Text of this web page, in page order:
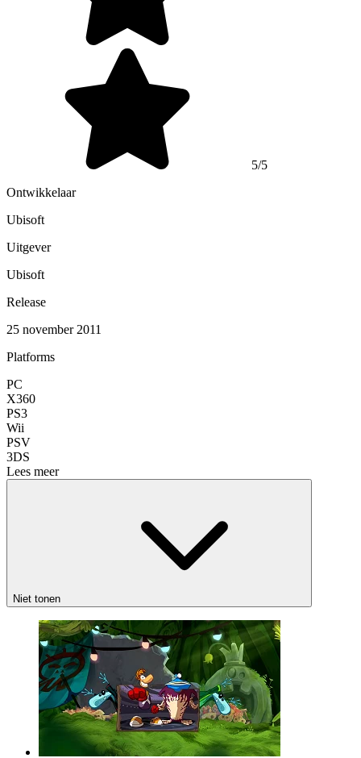
5/5
Ontwikkelaar
Ubisoft
Uitgever
Ubisoft
Release
25 november 2011
Platforms
PC
X360
PS3
Wii
PSV
3DS
Lees meer
Niet tonen